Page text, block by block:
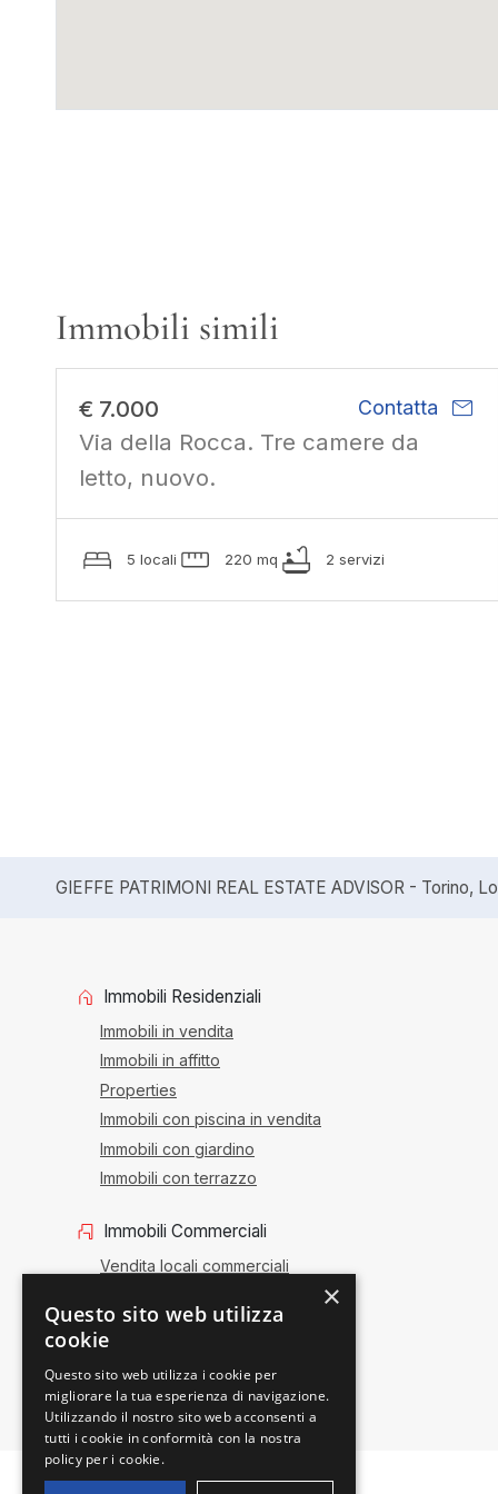
Immobili simili
€ 7.000 Contatta mail
Via della Rocca. Tre camere da
letto, nuovo.
5 locali 220 mq 2 servizi
GIEFFE PATRIMONI REAL ESTATE ADVISOR - Torino,
Immobili Residenziali
Immobili in vendita
Immobili in affitto
Properties
Immobili con piscina in vendita
Immobili con giardino
Immobili con terrazzo
Immobili Commerciali
Vendita locali commerciali
Vendita attività
Uffici e negozi
×
Questo sito web utilizza
cookie
Questo sito web utilizza i cookie per
migliorare la tua esperienza di navigazione.
Utilizzando il nostro sito web acconsenti a
tutti i cookie in conformità con la nostra
policy per i cookie.